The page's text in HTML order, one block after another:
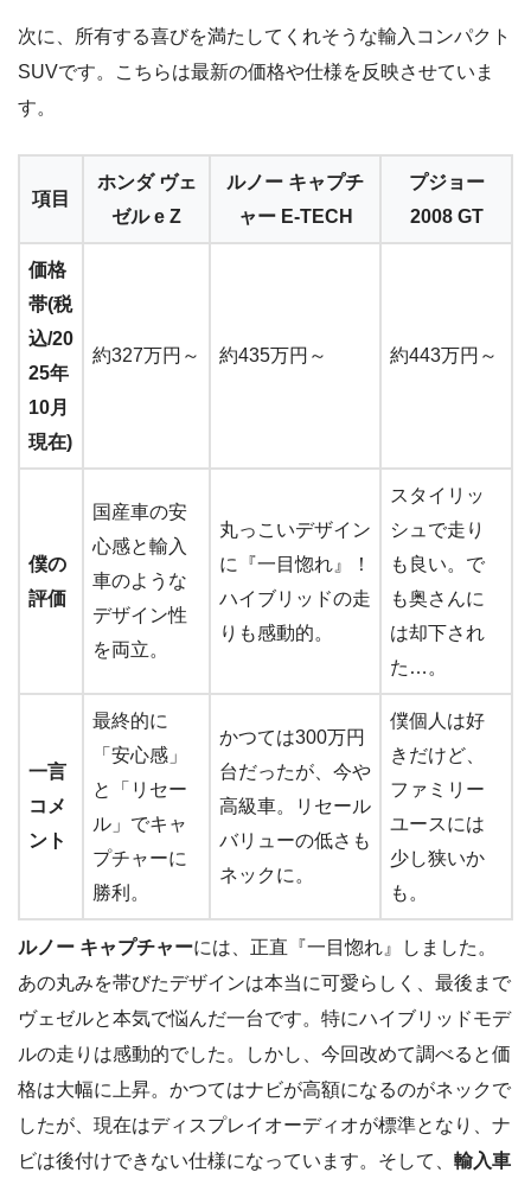
次に、所有する喜びを満たしてくれそうな輸入コンパクト
SUVです。こちらは最新の価格や仕様を反映させていま
す。
項目
ホンダ ヴェ
ゼル e Z
ルノー キャプチ
ャー E-TECH
プジョー
2008 GT
価格
帯(税
込/20
25年
10月
現在)
約327万円～ 約435万円～ 約443万円～
僕の
評価
国産車の安
心感と輸入
車のような
デザイン性
を両立。
丸っこいデザイン
に『一目惚れ』！
ハイブリッドの走
りも感動的。
スタイリッ
シュで走り
も良い。で
も奥さんに
は却下され
た…。
一言
コメ
ント
最終的に
「安心感」
と「リセー
ル」でキャ
プチャーに
勝利。
かつては300万円
台だったが、今や
高級車。リセール
バリューの低さも
ネックに。
僕個人は好
きだけど、
ファミリー
ユースには
少し狭いか
も。
ルノー キャプチャーには、正直『一目惚れ』しました。
あの丸みを帯びたデザインは本当に可愛らしく、最後まで
ヴェゼルと本気で悩んだ一台です。特にハイブリッドモデ
ルの走りは感動的でした。しかし、今回改めて調べると価
格は大幅に上昇。かつてはナビが高額になるのがネックで
したが、現在はディスプレイオーディオが標準となり、ナ
ビは後付けできない仕様になっています。そして、 輸入車